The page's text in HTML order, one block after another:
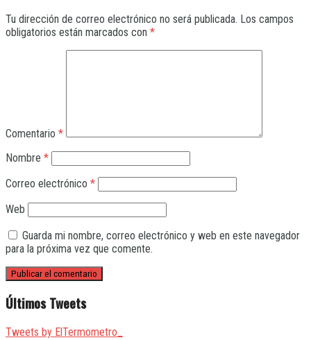
Tu dirección de correo electrónico no será publicada. Los campos
obligatorios están marcados con *
Comentario *
Nombre *
Correo electrónico *
Web
Guarda mi nombre, correo electrónico y web en este navegador
para la próxima vez que comente.
Últimos Tweets
Tweets by ElTermometro_